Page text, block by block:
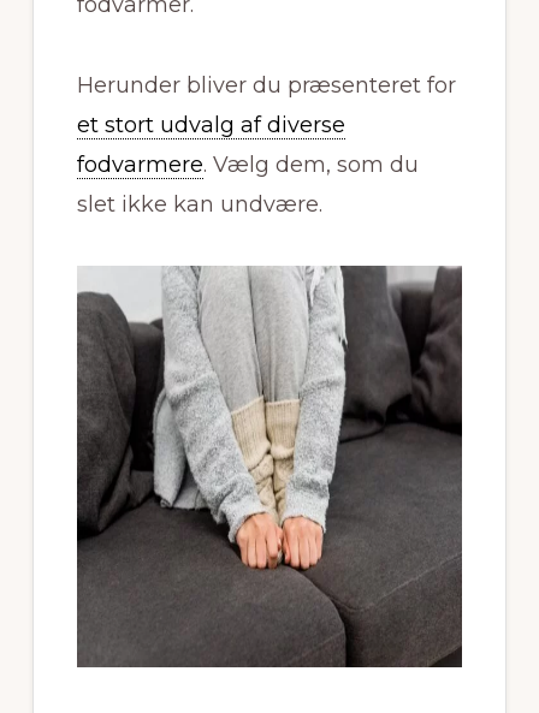
Herunder bliver du præsenteret for
et stort udvalg af diverse
fodvarmere. Vælg dem, som du
slet ikke kan undvære.